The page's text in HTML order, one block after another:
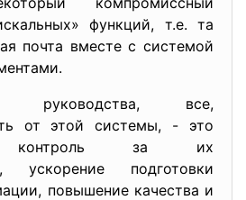
функций, т.е. та
почта вместе с системой
все,
от этой системы, - это
контроль за их
ускорение подготовки
повышение качества и